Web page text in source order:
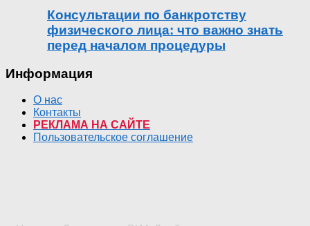
Консультации по банкротству
физического лица: что важно знать
перед началом процедуры
Информация
О нас
Контакты
РЕКЛАМА НА САЙТЕ
Пользовательское соглашение